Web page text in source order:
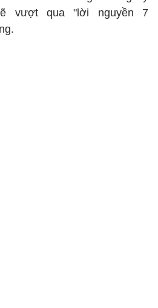
vượt qua "lời nguyền 7